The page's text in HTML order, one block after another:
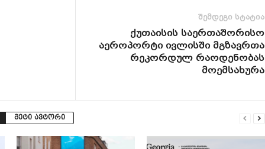
შემდეგი სტატია
ქუთაისის საერთაშორისო
აეროპორტი ივლისში მგზავრთა
რეკორდულ რაოდენობას
მოემსახურა
მეტი ავტორი